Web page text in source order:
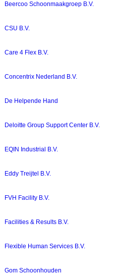
Beercoo Schoonmaakgroep B.V.
CSU B.V.
Care 4 Flex B.V.
Concentrix Nederland B.V.
De Helpende Hand
Deloitte Group Support Center B.V.
EQIN Industrial B.V.
Eddy Treijtel B.V.
FVH Facility B.V.
Facilities & Results B.V.
Flexible Human Services B.V.
Gom Schoonhouden